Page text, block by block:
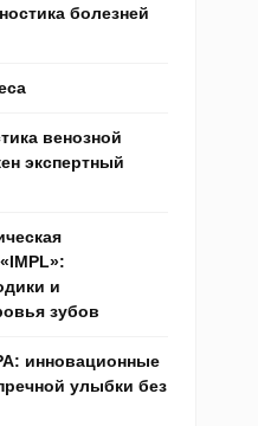
болезней
венозной
экспертный
и
зубов
инновационные
улыбки без